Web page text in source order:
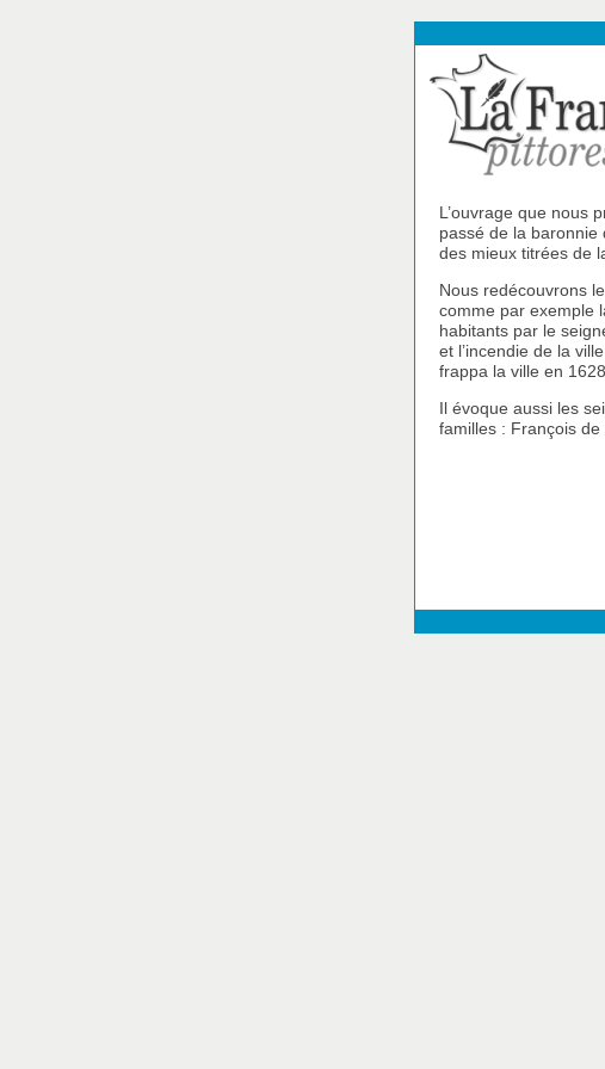
L’ouvrage que nous
passé de la baronnie
des mieux titrées de
Nous redécouvrons
comme par exemple
habitants par le
et l’incendie de la
frappa la ville en 1628.
Il évoque aussi les
familles : François de